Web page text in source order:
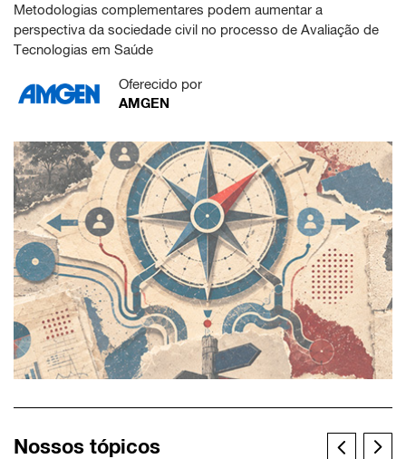
Metodologias complementares podem aumentar a
perspectiva da sociedade civil no processo de Avaliação de
Tecnologias em Saúde
Oferecido por
AMGEN
Nossos tópicos